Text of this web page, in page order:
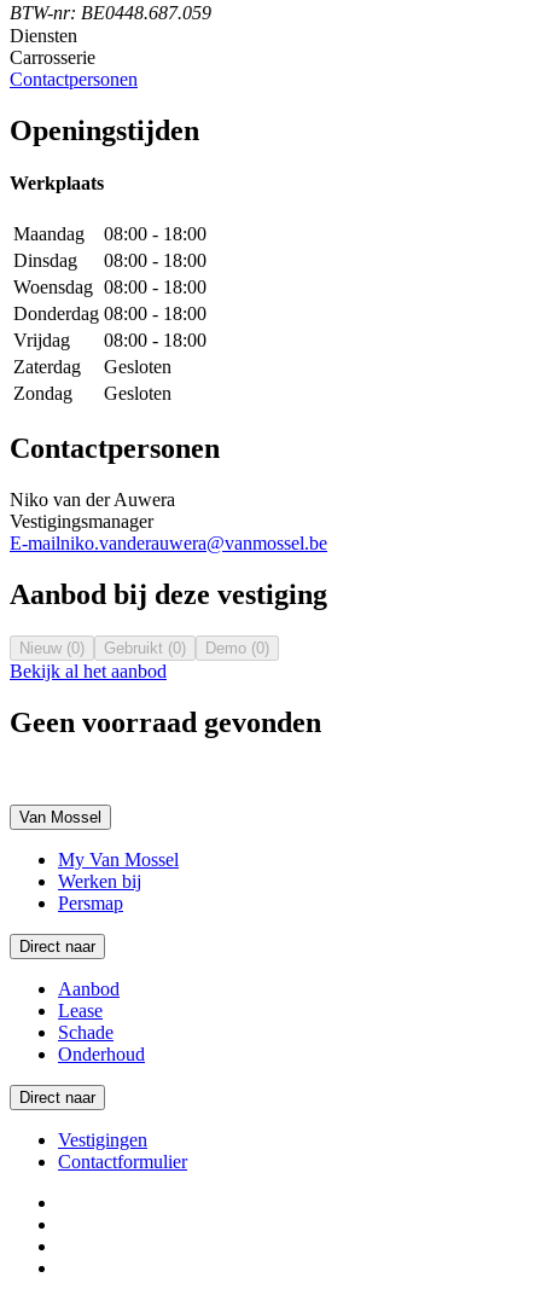
BTW-nr: BE0448.687.059
Diensten
Carrosserie
Contactpersonen
Openingstijden
Werkplaats
Maandag
08:00 - 18:00
Dinsdag
08:00 - 18:00
Woensdag 08:00 - 18:00
Donderdag 08:00 - 18:00
Vrijdag
08:00 - 18:00
Zaterdag
Gesloten
Zondag
Gesloten
Contactpersonen
Niko van der Auwera
Vestigingsmanager
E-mailniko.vanderauwera@vanmossel.be
Aanbod bij deze vestiging
Nieuw (0) Gebruikt (0) Demo (0)
Bekijk al het aanbod
Geen voorraad gevonden
Van Mossel
My Van Mossel
Werken bij
Persmap
Direct naar
Aanbod
Lease
Schade
Onderhoud
Direct naar
Vestigingen
Contactformulier